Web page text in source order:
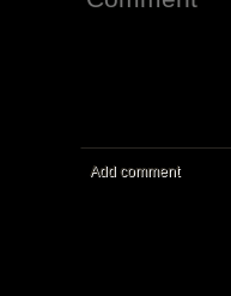
Add comment